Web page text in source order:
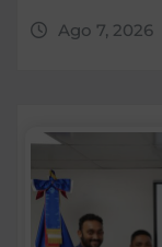
Ago 7, 2026